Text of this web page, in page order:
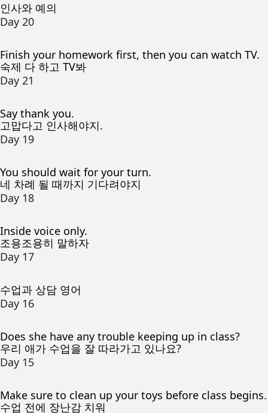
인사와 예의
Day 20
Finish your homework first, then you can watch TV.
숙제 다 하고 TV봐
Day 21
Say thank you.
고맙다고 인사해야지.
Day 19
You should wait for your turn.
네 차례 될 때까지 기다려야지
Day 18
Inside voice only.
조용조용히 말하자
Day 17
수업과 상담 영어
Day 16
Does she have any trouble keeping up in class?
우리 애가 수업을 잘 따라가고 있나요?
Day 15
Make sure to clean up your toys before class begins.
수업 전에 장난감 치워